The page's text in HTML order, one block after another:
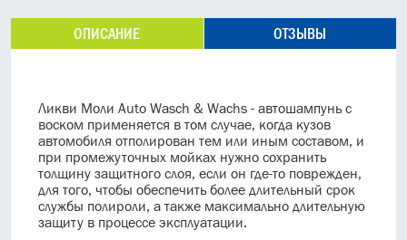
ОПИСАНИЕ ОТЗЫВЫ
Ликви Моли Auto Wasch & Wachs - автошампунь с
воском применяется в том случае, когда кузов
автомобиля отполирован тем или иным составом, и
при промежуточных мойках нужно сохранить
толщину защитного слоя, если он где-то поврежден,
для того, чтобы обеспечить более длительный срок
службы полироли, а также максимально длительную
защиту в процессе эксплуатации.